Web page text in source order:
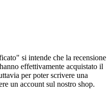
si intende che la recensione
effettivamente acquistato il
per poter scrivere una
un account sul nostro shop.